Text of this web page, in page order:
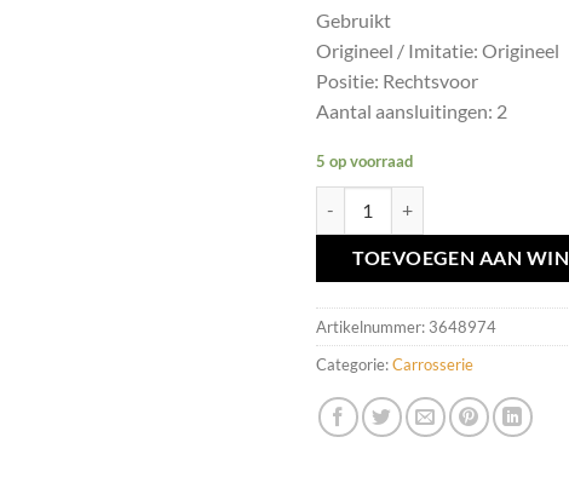
Gebruikt
Origineel / Imitatie: Origineel
Positie: Rechtsvoor
Aantal aansluitingen: 2
5 op voorraad
TOEVOEGEN AAN
Artikelnummer: 3648974
Categorie:Carrosserie